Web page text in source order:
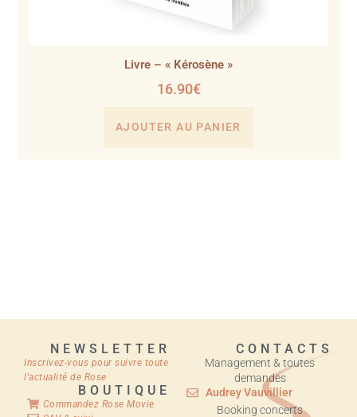
Livre – « Kérosène »
16.90€
AJOUTER AU PANIER
NEWSLETTER
Inscrivez-vous pour suivre toute
l'actualité de Rose
BOUTIQUE
Commandez Rose Movie
CONTACTS
Management & toutes
demandes
Audrey Vauvillier
Booking concerts